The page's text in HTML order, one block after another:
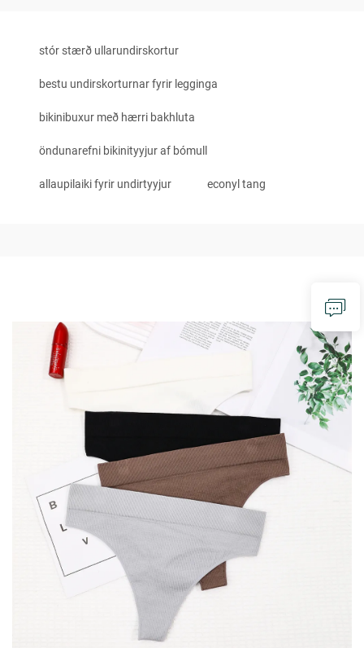
stór stærð ullarundirskortur
bestu undirskorturnar fyrir legginga
bikinibuxur með hærri bakhluta
öndunarefni bikinityyjur af bómull
allaupilaiki fyrir undirtyyjur econyl tang